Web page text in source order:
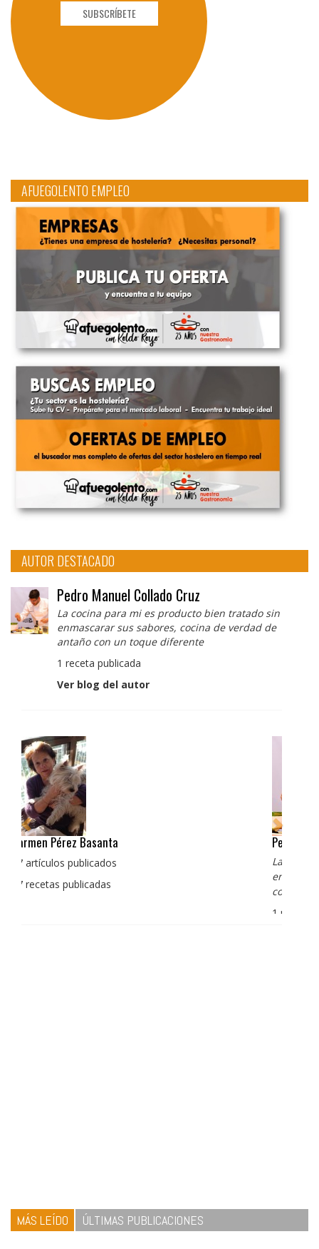
SUBSCRÍBETE
AFUEGOLENTO EMPLEO
AUTOR DESTACADO
Pedro Manuel Collado Cruz
La cocina para mi es producto bien tratado sin
enmascarar sus sabores, cocina de verdad de
antaño con un toque diferente
1 receta publicada
Ver blog del autor
Pedro Manuel Collado Cruz
La cocina para mi es producto bien tratado sin
enmascarar sus sabores, cocina de verdad de antaño
con un toque diferente
MÁS LEÍDO ÚLTIMAS PUBLICACIONES